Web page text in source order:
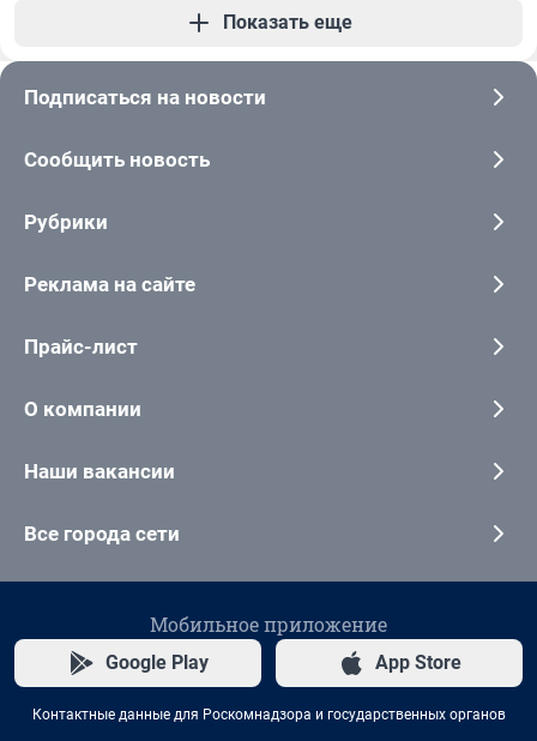
Показать еще
Подписаться на новости
Сообщить новость
Рубрики
Реклама на сайте
Прайс-лист
О компании
Наши вакансии
Все города сети
Мобильное приложение
Google Play App Store
Контактные данные для Роскомнадзора и государственных органов